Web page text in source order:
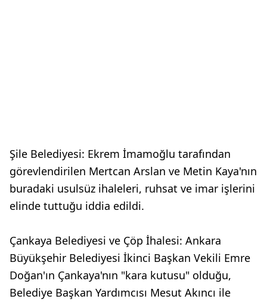
Şile Belediyesi: Ekrem İmamoğlu tarafından
görevlendirilen Mertcan Arslan ve Metin Kaya'nın
buradaki usulsüz ihaleleri, ruhsat ve imar işlerini
elinde tuttuğu iddia edildi.
Çankaya Belediyesi ve Çöp İhalesi: Ankara
Büyükşehir Belediyesi İkinci Başkan Vekili Emre
Doğan'ın Çankaya'nın "kara kutusu" olduğu,
Belediye Başkan Yardımcısı Mesut Akıncı ile